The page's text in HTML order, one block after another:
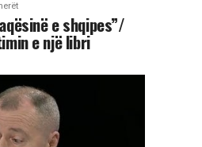
e shqipes”/
e një libri